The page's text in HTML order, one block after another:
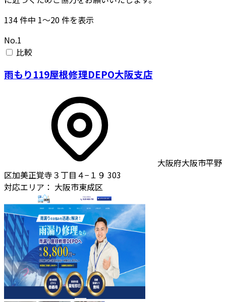
134件中 1〜20件を表示
No.1
比較
雨もり119屋根修理DEPO大阪支店
大阪府大阪市平野
区加美正覚寺３丁目４−１９ 303
対応エリア： 大阪市東成区